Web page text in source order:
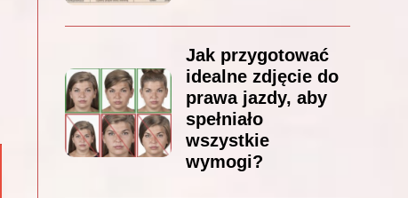
Jak przygotować
idealne zdjęcie do
prawa jazdy, aby
spełniało
wszystkie
wymogi?